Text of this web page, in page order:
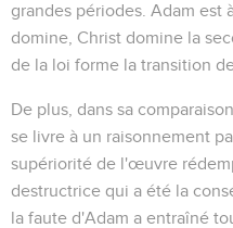
grandes périodes. Adam est
domine, Christ domine la
de la loi forme la transition
De plus, dans sa
se livre à un raisonnement
supériorité de l'œuvre
destructrice qui a été la
la faute d'Adam a entraîné